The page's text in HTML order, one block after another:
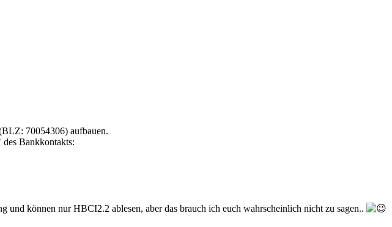
70054306) aufbauen.
Bankkontakts:
können nur HBCI2.2 ablesen, aber das brauch ich euch wahrscheinlich nicht zu sagen..